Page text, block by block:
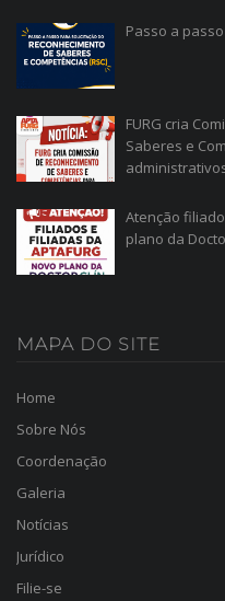
Passo a
FURG cria
Saberes e
Atenção
plano da
MAPA DO SITE
Home
Sobre Nós
Coordenação
Galeria
Notícias
Jurídico
Filie-se